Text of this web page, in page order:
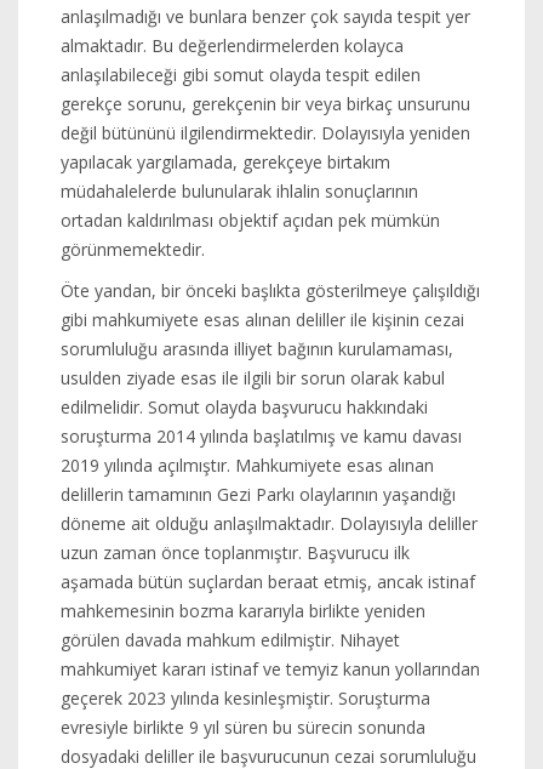
anlaşılmadığı ve bunlara benzer çok sayıda tespit yer
almaktadır. Bu değerlendirmelerden kolayca
anlaşılabileceği gibi somut olayda tespit edilen
gerekçe sorunu, gerekçenin bir veya birkaç unsurunu
değil bütününü ilgilendirmektedir. Dolayısıyla yeniden
yapılacak yargılamada, gerekçeye birtakım
müdahalelerde bulunularak ihlalin sonuçlarının
ortadan kaldırılması objektif açıdan pek mümkün
görünmemektedir.
Öte yandan, bir önceki başlıkta gösterilmeye çalışıldığı
gibi mahkumiyete esas alınan deliller ile kişinin cezai
sorumluluğu arasında illiyet bağının kurulamaması,
usulden ziyade esas ile ilgili bir sorun olarak kabul
edilmelidir. Somut olayda başvurucu hakkındaki
soruşturma 2014 yılında başlatılmış ve kamu davası
2019 yılında açılmıştır. Mahkumiyete esas alınan
delillerin tamamının Gezi Parkı olaylarının yaşandığı
döneme ait olduğu anlaşılmaktadır. Dolayısıyla deliller
uzun zaman önce toplanmıştır. Başvurucu ilk
aşamada bütün suçlardan beraat etmiş, ancak istinaf
mahkemesinin bozma kararıyla birlikte yeniden
görülen davada mahkum edilmiştir. Nihayet
mahkumiyet kararı istinaf ve temyiz kanun yollarından
geçerek 2023 yılında kesinleşmiştir. Soruşturma
evresiyle birlikte 9 yıl süren bu sürecin sonunda
dosyadaki deliller ile başvurucunun cezai sorumluluğu